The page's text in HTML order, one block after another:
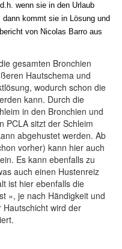
wenn sie in den Urlaub
kommt sie in Lösung und
von Nicolas Barro aus
gesamten Bronchien
Hautschema und
wodurch schon die
kann. Durch die
in den Bronchien und
PCLA sitzt der Schleim
abgehustet werden. Ab
vorher) kann hier auch
Es kann ebenfalls zu
auch einen Hustenreiz
ist hier ebenfalls die
», je nach Händigkeit und
wird der